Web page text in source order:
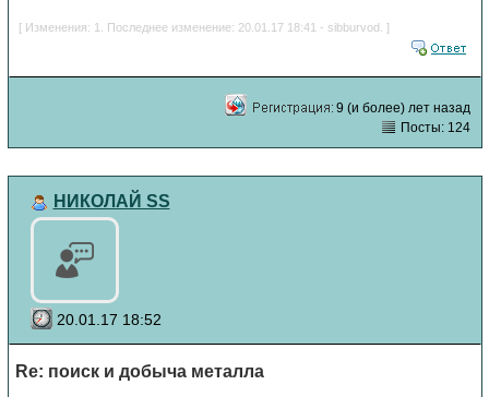
[ Изменения: 1. Последнее изменение: 20.01.17 18:41 - sibburvod. ]
9 (и более) лет назад
Посты: 124
НИКОЛАЙ SS
20.01.17 18:52
Re: поиск и добыча металла